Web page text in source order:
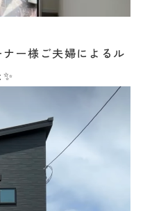
リシー
ー様ご夫婦によるル